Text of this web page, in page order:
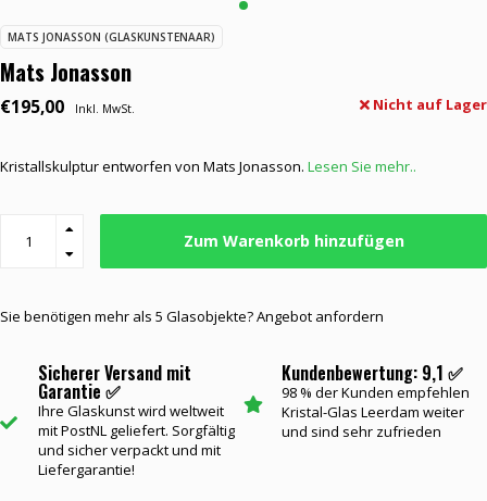
MATS JONASSON (GLASKUNSTENAAR)
Mats Jonasson
€195,00 Inkl. MwSt. Nicht auf Lager
Kristallskulptur entworfen von Mats Jonasson. Lesen Sie mehr..
Zum Warenkorb hinzufügen
Sie benötigen mehr als 5 Glasobjekte? Angebot anfordern
Sicherer Versand mit
Garantie ✅
Ihre Glaskunst wird weltweit
mit PostNL geliefert. Sorgfältig
und sicher verpackt und mit
Liefergarantie!
Kundenbewertung: 9,1 ✅
98 % der Kunden empfehlen
Kristal-Glas Leerdam weiter
und sind sehr zufrieden